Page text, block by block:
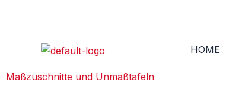
HOME
Maßzuschnitte und Unmaßtafeln